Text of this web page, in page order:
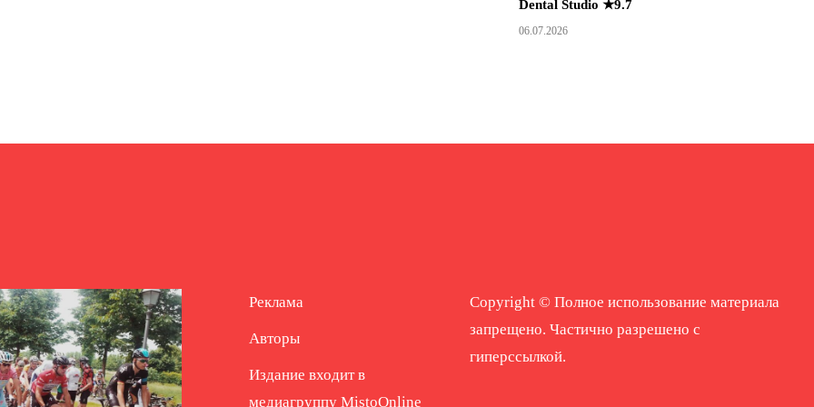
Dental Studio ★9.7
06.07.2026
Реклама
Авторы
Издание входит в
медиагруппу MistoOnline
Copyright © Полное использование материала
запрещено. Частично разрешено с
гиперссылкой.